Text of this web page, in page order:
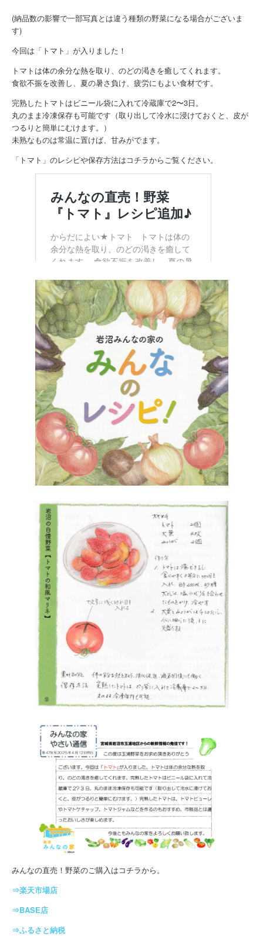
(納品数の影響で一部写真とは違う種類の野菜になる場合がございま
す)
今回は「トマト」が入りました！
トマトは体の余分な熱を取り、のどの渇きを癒してくれます。
食欲不振を改善し、夏の暑さ負け、疲労にもよい食材です。
完熟したトマトはビニール袋に入れて冷蔵庫で2〜3日。
丸のまま冷凍保存も可能です（取り出して冷水に浸けておくと、皮が
つるりと簡単にむけます。）
未熟なものは常温に置けば、甘みがでます。
「トマト」のレシピや保存方法はコチラからご覧ください。
みんなの直売！野菜のご購入はコチラから。
⇒楽天市場店
⇒BASE店
⇒ふるさと納税